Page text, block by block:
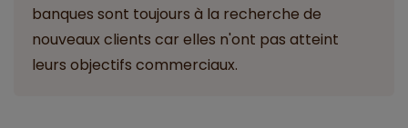
banques sont toujours à la recherche de
nouveaux clients car elles n'ont pas atteint
leurs objectifs commerciaux.